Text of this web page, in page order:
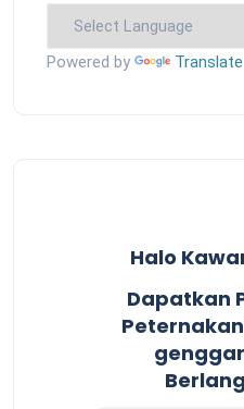
Powered by Translate
Halo
Dapatkan